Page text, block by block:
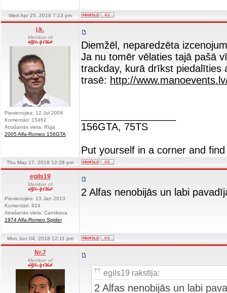
Wed Apr 25, 2018 7:13 pm
j.k.
Member of
Pievienojies: 12 Jul 2006
Komentāri: 15462
Atrašanās vieta: Rīga
2005 Alfa-Romeo 156GTA
Diemžēl, neparedzēta
Ja nu tomēr vēlaties tajā pašā
trackday, kurā drīkst piedalīties
trasē: http://
156GTA, 75TS
Put yourself in a corner and
Thu May 17, 2018 12:28 pm
egils19
Member of
Pievienojies: 13 Jan 2013
Komentāri: 824
Atrašanās vieta: Carnikava
1974 Alfa-Romeo Spider
2 Alfas nenobijās un labi
Mon Jun 04, 2018 12:11 pm
Nr.7
Member of
egils19 rakstīja:
2 Alfas nenobijās un labi